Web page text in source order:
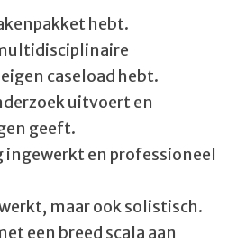
hebt.
caseload hebt.
uitvoert en
geeft.
en professioneel
maar ook solistisch.
een breed scala aan